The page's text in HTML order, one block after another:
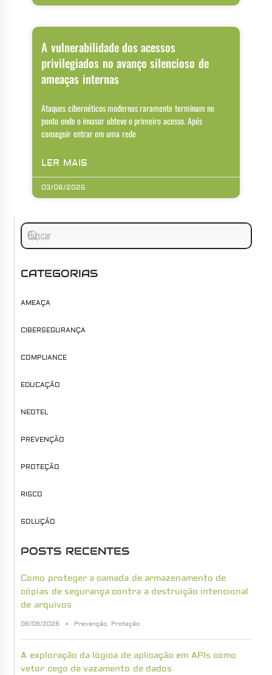
A vulnerabilidade dos acessos
privilegiados no avanço silencioso de
ameaças internas
Ataques cibernéticos modernos raramente terminam no
ponto onde o invasor obteve o primeiro acesso. Após
conseguir entrar em uma rede
LER MAIS
03/08/2026
CATEGORIAS
AMEAÇA
CIBERSEGURANÇA
COMPLIANCE
EDUCAÇÃO
NEOTEL
PREVENÇÃO
PROTEÇÃO
RISCO
SOLUÇÃO
POSTS RECENTES
Como proteger a camada de armazenamento de
cópias de segurança contra a destruição intencional
de arquivos
06/08/2026 Prevenção, Proteção
A exploração da lógica de aplicação em APIs como
vetor cego de vazamento de dados